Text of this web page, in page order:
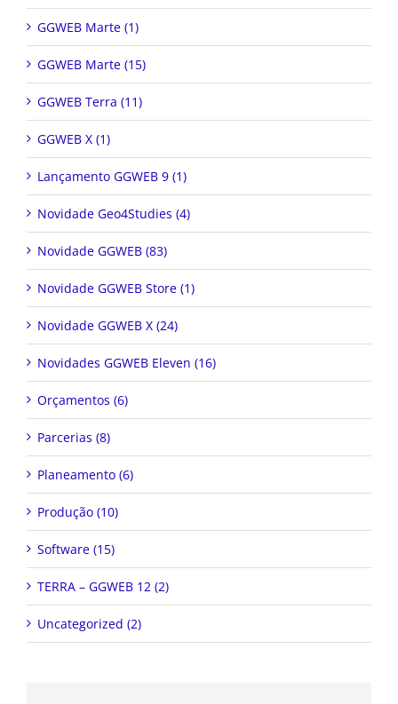
GGWEB Marte (1)
GGWEB Marte (15)
GGWEB Terra (11)
GGWEB X (1)
Lançamento GGWEB 9 (1)
Novidade Geo4Studies (4)
Novidade GGWEB (83)
Novidade GGWEB Store (1)
Novidade GGWEB X (24)
Novidades GGWEB Eleven (16)
Orçamentos (6)
Parcerias (8)
Planeamento (6)
Produção (10)
Software (15)
TERRA – GGWEB 12 (2)
Uncategorized (2)